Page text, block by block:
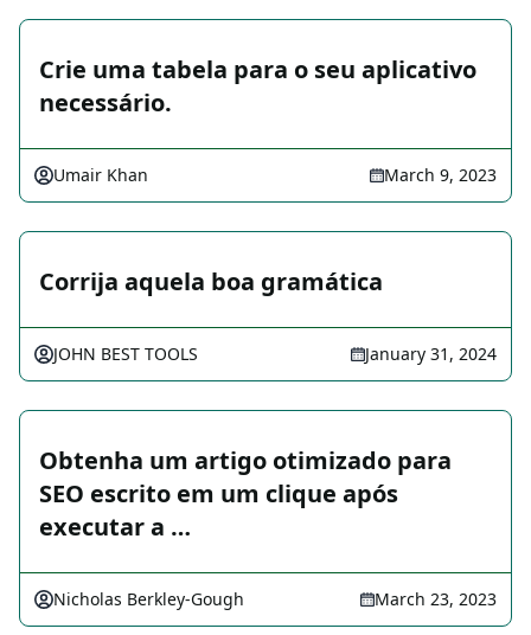
Crie uma tabela para o seu aplicativo
necessário.
Umair Khan March 9, 2023
Corrija aquela boa gramática
JOHN BEST TOOLS January 31, 2024
Obtenha um artigo otimizado para
SEO escrito em um clique após
executar a …
Nicholas Berkley-Gough March 23, 2023